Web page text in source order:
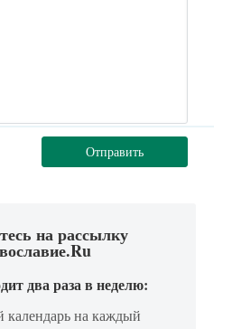
Отправить
на рассылку
два раза в неделю:
календарь на каждый